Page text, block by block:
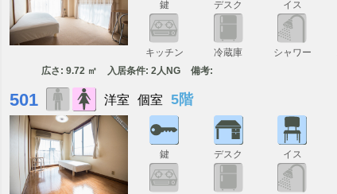
鍵 デスク イス
キッチン 冷蔵庫 シャワー
広さ: 9.72 ㎡ 入居条件: 2人NG 備考:
501 洋室 個室 5階
鍵 デスク イス